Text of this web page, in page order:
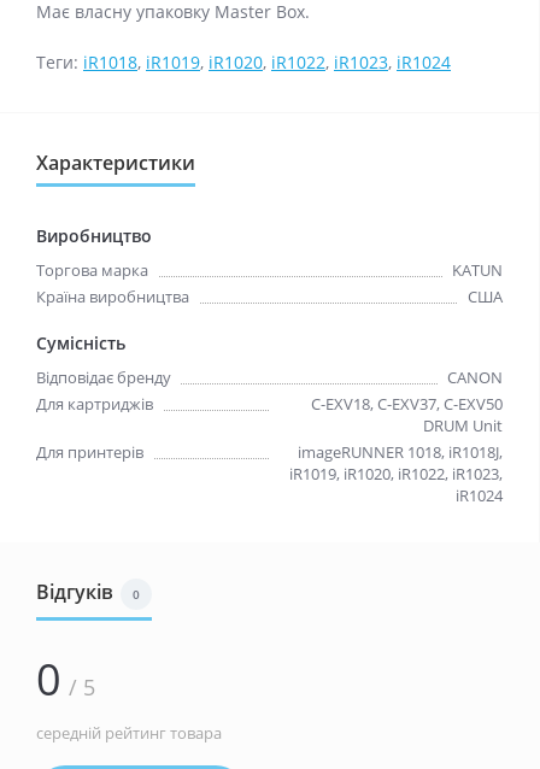
Має власну упаковку Master Box.
Теги: iR1018, iR1019, iR1020, iR1022, iR1023, iR1024
Характеристики
Виробництво
Торгова марка
KATUN
Країна виробництва
США
Сумісність
Відповідає бренду
CANON
Для картриджів
C-EXV18, C-EXV37, C-EXV50
DRUM Unit
Для принтерів
imageRUNNER 1018, iR1018J,
iR1019, iR1020, iR1022, iR1023,
iR1024
Відгуків 0
0 / 5
середній рейтинг товара